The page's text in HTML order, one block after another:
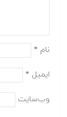
نام *
ایمیل *
وب‌سایت